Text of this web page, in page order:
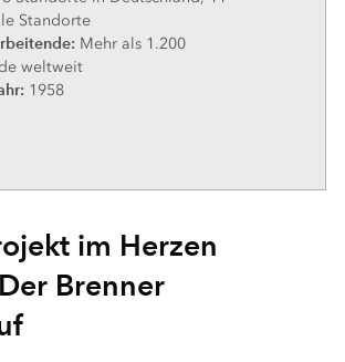
Standorte
Mehr als 1.200
weltweit
1958
im Herzen
Brenner